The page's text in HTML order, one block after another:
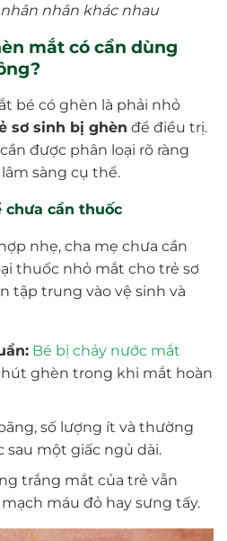
nhân khác nhau
mắt có cần dùng
bé có ghèn là phải nhỏ
sơ sinh bị ghèn để điều trị.
được phân loại rõ ràng
sàng cụ thể.
chưa cần thuốc
nhẹ, cha mẹ chưa cần
thuốc nhỏ mắt cho trẻ sơ
tập trung vào vệ sinh và
Bé bị chảy nước mắt
ghèn trong khi mắt hoàn
số lượng ít và thường
sau một giấc ngủ dài.
trắng mắt của trẻ vẫn
máu đỏ hay sưng tấy.